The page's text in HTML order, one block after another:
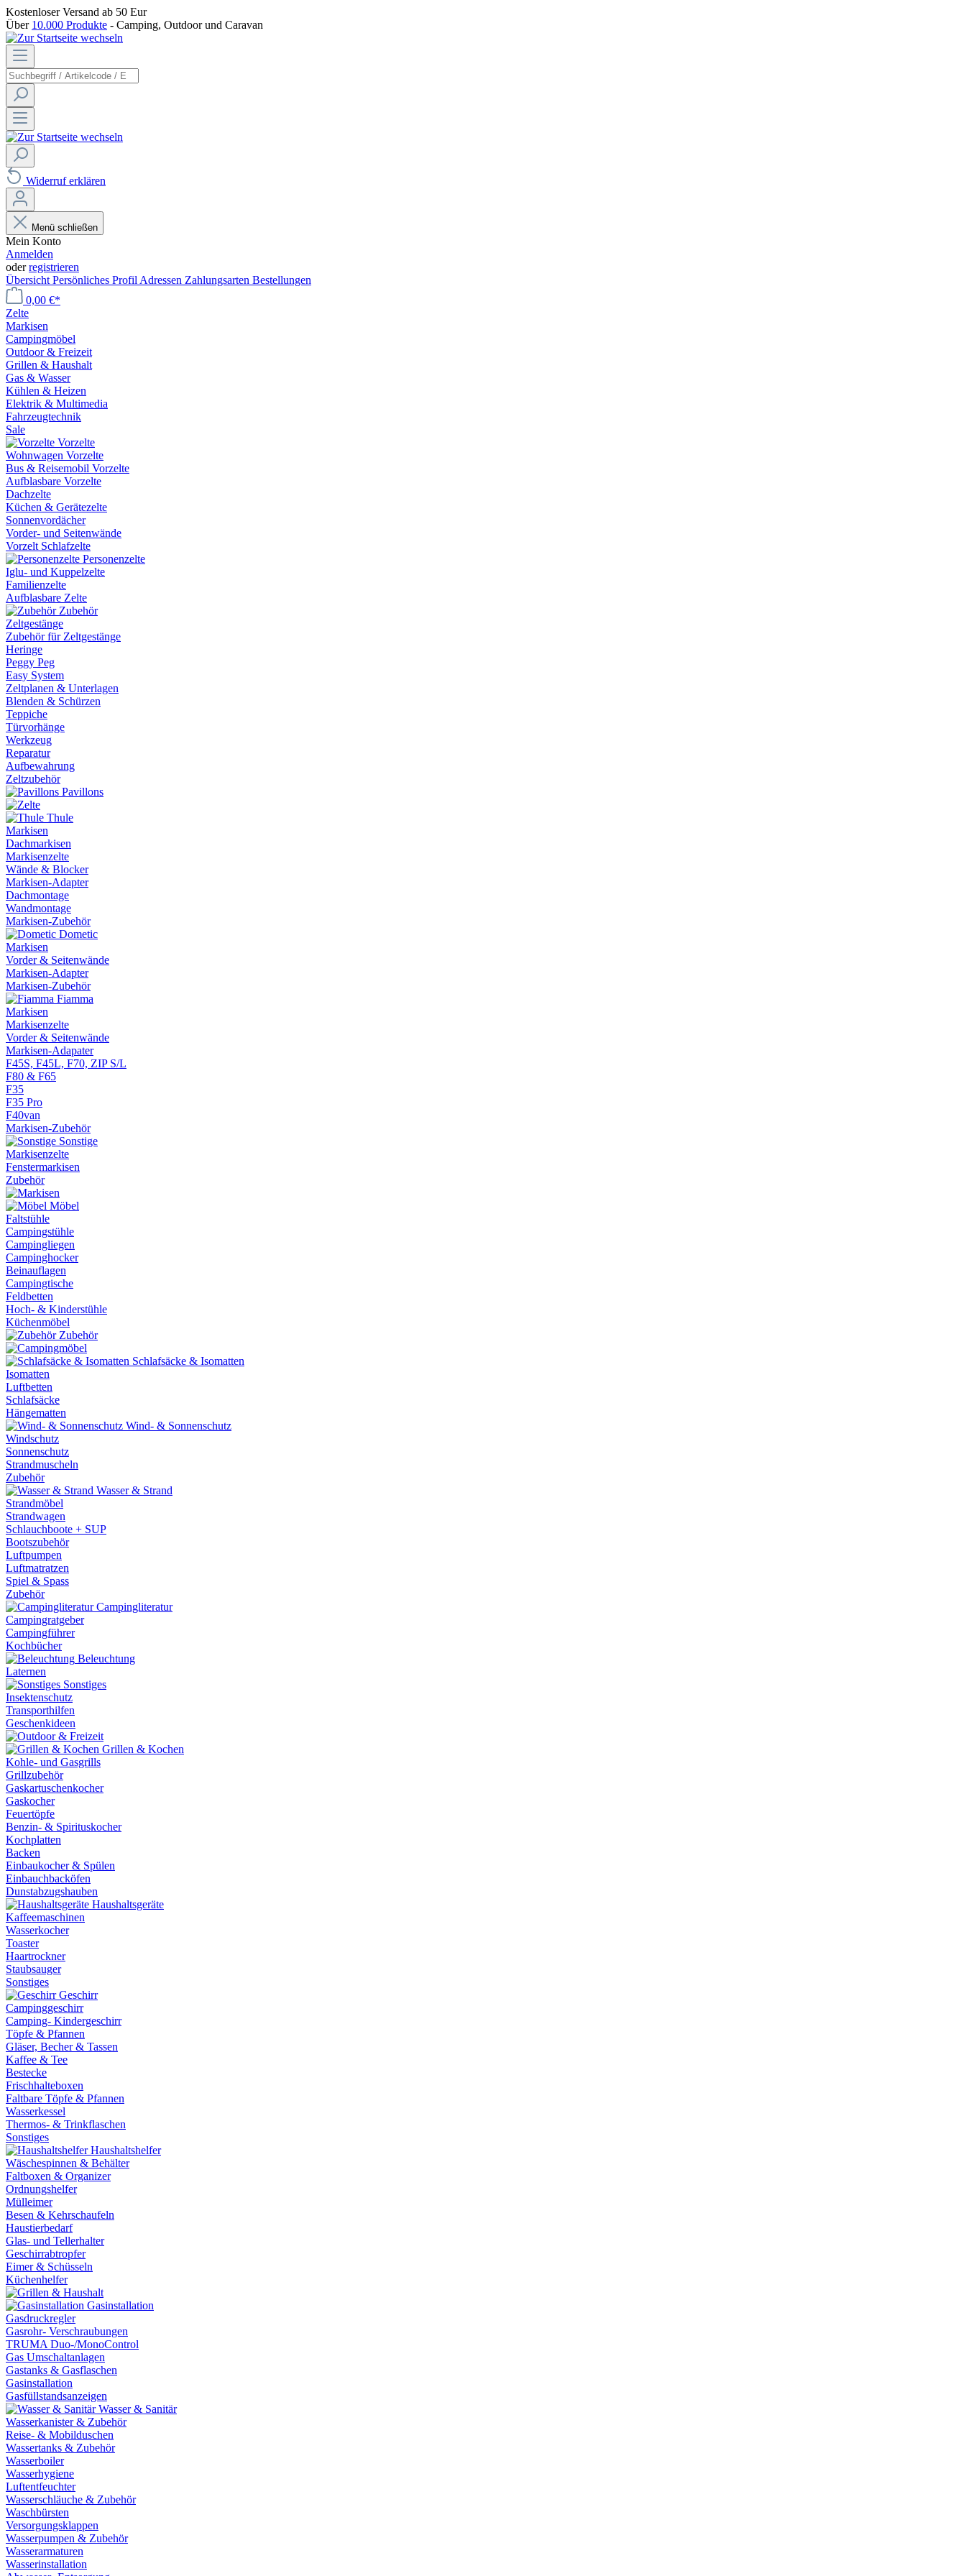
Kostenloser Versand ab 50 Eur
Über 10.000 Produkte - Camping, Outdoor und Caravan
Widerruf erklären
Menü schließen
Mein Konto
Anmelden
oderregistrieren
Übersicht Persönliches Profil Adressen Zahlungsarten Bestellungen
0,00 €*
Zelte
Markisen
Campingmöbel
Outdoor & Freizeit
Grillen & Haushalt
Gas & Wasser
Kühlen & Heizen
Elektrik & Multimedia
Fahrzeugtechnik
Sale
Vorzelte
Wohnwagen Vorzelte
Bus & Reisemobil Vorzelte
Aufblasbare Vorzelte
Dachzelte
Küchen & Gerätezelte
Sonnenvordächer
Vorder- und Seitenwände
Vorzelt Schlafzelte
Personenzelte
Iglu- und Kuppelzelte
Familienzelte
Aufblasbare Zelte
Zubehör
Zeltgestänge
Zubehör für Zeltgestänge
Heringe
Peggy Peg
Easy System
Zeltplanen & Unterlagen
Blenden & Schürzen
Teppiche
Türvorhänge
Werkzeug
Reparatur
Aufbewahrung
Zeltzubehör
Pavillons
Thule
Markisen
Dachmarkisen
Markisenzelte
Wände & Blocker
Markisen-Adapter
Dachmontage
Wandmontage
Markisen-Zubehör
Dometic
Markisen
Vorder & Seitenwände
Markisen-Adapter
Markisen-Zubehör
Fiamma
Markisen
Markisenzelte
Vorder & Seitenwände
Markisen-Adapater
F45S, F45L, F70, ZIP S/L
F80 & F65
F35
F35 Pro
F40van
Markisen-Zubehör
Sonstige
Markisenzelte
Fenstermarkisen
Zubehör
Möbel
Faltstühle
Campingstühle
Campingliegen
Campinghocker
Beinauflagen
Campingtische
Feldbetten
Hoch- & Kinderstühle
Küchenmöbel
Zubehör
Schlafsäcke & Isomatten
Isomatten
Luftbetten
Schlafsäcke
Hängematten
Wind- & Sonnenschutz
Windschutz
Sonnenschutz
Strandmuscheln
Zubehör
Wasser & Strand
Strandmöbel
Strandwagen
Schlauchboote + SUP
Bootszubehör
Luftpumpen
Luftmatratzen
Spiel & Spass
Zubehör
Campingliteratur
Campingratgeber
Campingführer
Kochbücher
Beleuchtung
Laternen
Sonstiges
Insektenschutz
Transporthilfen
Geschenkideen
Grillen & Kochen
Kohle- und Gasgrills
Grillzubehör
Gaskartuschenkocher
Gaskocher
Feuertöpfe
Benzin- & Spirituskocher
Kochplatten
Backen
Einbaukocher & Spülen
Einbauchbacköfen
Dunstabzugshauben
Haushaltsgeräte
Kaffeemaschinen
Wasserkocher
Toaster
Haartrockner
Staubsauger
Sonstiges
Geschirr
Campinggeschirr
Camping- Kindergeschirr
Töpfe & Pfannen
Gläser, Becher & Tassen
Kaffee & Tee
Bestecke
Frischhalteboxen
Faltbare Töpfe & Pfannen
Wasserkessel
Thermos- & Trinkflaschen
Sonstiges
Haushaltshelfer
Wäschespinnen & Behälter
Faltboxen & Organizer
Ordnungshelfer
Mülleimer
Besen & Kehrschaufeln
Haustierbedarf
Glas- und Tellerhalter
Geschirrabtropfer
Eimer & Schüsseln
Küchenhelfer
Gasinstallation
Gasdruckregler
Gasrohr- Verschraubungen
TRUMA Duo-/MonoControl
Gas Umschaltanlagen
Gastanks & Gasflaschen
Gasinstallation
Gasfüllstandsanzeigen
Wasser & Sanitär
Wasserkanister & Zubehör
Reise- & Mobilduschen
Wassertanks & Zubehör
Wasserboiler
Wasserhygiene
Luftentfeuchter
Wasserschläuche & Zubehör
Waschbürsten
Versorgungsklappen
Wasserpumpen & Zubehör
Wasserarmaturen
Wasserinstallation